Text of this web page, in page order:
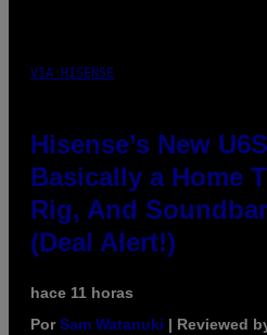
VIA HISENSE
Hisense’s New
Basically a Home
Rig, And
(Deal Alert!)
hace 11 horas
PorSam Watanuki | Reviewed